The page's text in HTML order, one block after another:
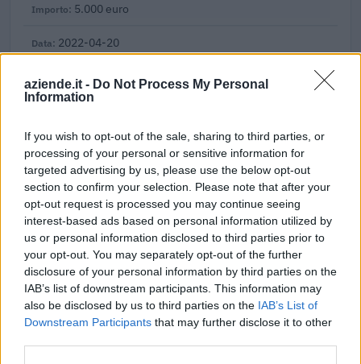
aziende.it - Do Not Process My Personal
Information
If you wish to opt-out of the sale, sharing to third parties, or
processing of your personal or sensitive information for
targeted advertising by us, please use the below opt-out
section to confirm your selection. Please note that after your
opt-out request is processed you may continue seeing
interest-based ads based on personal information utilized by
us or personal information disclosed to third parties prior to
your opt-out. You may separately opt-out of the further
disclosure of your personal information by third parties on the
IAB’s list of downstream participants. This information may
also be disclosed by us to third parties on the IAB’s List of
Downstream Participants that may further disclose it to other
5.000 euro
2022-04-20
SA.56966, SA.57625, SA.59655
Banca del Mezzogiorno MedioCredito Centrale S.p.A.
2022-01-05
GARANZIA DEL FONDO A VALERE SULLA SEZIONE
SPECIALE DI CUI ALL’ARTICOLO 56 DEL DECRETO-LEGGE
DEL 17 MARZO 2020 N. 18
Banca del Mezzogiorno MedioCredito Centrale S.p.A.
26.361 euro
2021-12-27
GARANZIA DEL FONDO A VALERE SULLA SEZIONE
SPECIALE DI CUI ALL’ARTICOLO 56 DEL DECRETO-LEGGE
DEL 17 MARZO 2020 N. 18
Banca del Mezzogiorno MedioCredito Centrale S.p.A.
23.380 euro